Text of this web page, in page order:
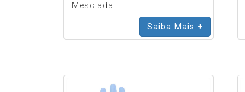
Mesclada
Saiba Mais +